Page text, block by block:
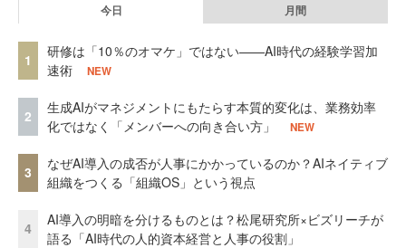
今日 月間
1
研修は「10％のオマケ」ではない——AI時代の経験学習加
速術
NEW
2
生成AIがマネジメントにもたらす本質的変化は、業務効率
化ではなく「メンバーへの向き合い方」
NEW
3
なぜAI導入の成否が人事にかかっているのか？AIネイティブ
組織をつくる「組織OS」という視点
4
AI導入の明暗を分けるものとは？松尾研究所×ビズリーチが
語る「AI時代の人的資本経営と人事の役割」